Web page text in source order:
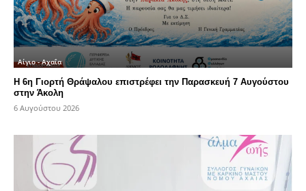
Αίγιο - Αχαΐα
Η 6η Γιορτή Θράψαλου επιστρέφει την Παρασκευή 7 Αυγούστου
στην Άκολη
6 Αυγούστου 2026